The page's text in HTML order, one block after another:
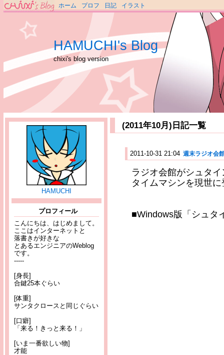
ホーム プロフ 日記 イラスト
HAMUCHI's Blog
chixi's blog version
HAMUCHI
プロフィール
こんにちは、はじめまして。
ここはインターネットと
落書きが好きな
とあるエンジニアのWeblog
です。
-----
[身長]
合鍵25本ぐらい
[体重]
サンタクロースと同じぐらい
[口癖]
「来る！きっと来る！」
[いま一番欲しい物]
才能
(2011年10月)日記一覧
2011-10-31 21:04 週末ラジオ会
ラジオ会館がシュタ
タイムマシンを現世
■Windows版「シュタ